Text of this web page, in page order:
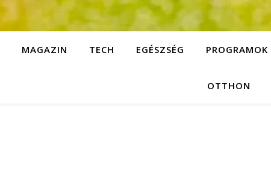
MAGAZIN TECH EGÉSZSÉG PROGRAMOK
OTTHON